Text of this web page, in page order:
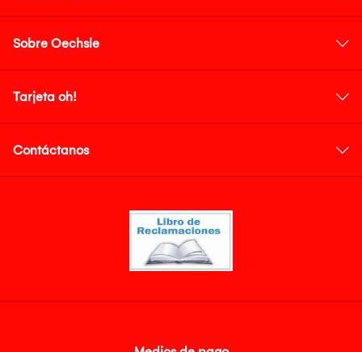
Sobre Oechsle
Tarjeta oh!
Contáctanos